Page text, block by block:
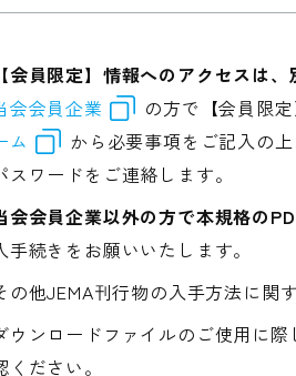
【会員限定】情報へのアクセスは
会会員企業
の方で【会員限
ム
から必要事項をご記入の
スワードをご連絡します。
会会員企業以外の方で本規格の
手続きをお願いいたします。
の他JEMA刊行物の入手方法に関
ウンロードファイルのご使用に
ください。